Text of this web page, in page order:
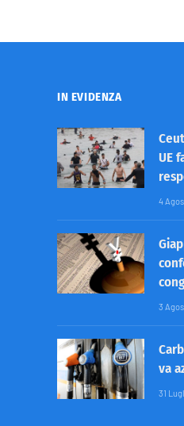
IN EVIDENZA
UE
4
3
va
31